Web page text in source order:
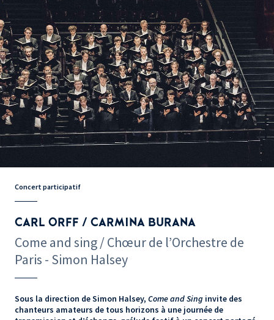
Concert participatif
CARL ORFF / CARMINA BURANA
Come and sing / Chœur de l’Orchestre de
Paris - Simon Halsey
Sous la direction de Simon Halsey, Come and Sing invite des
chanteurs amateurs de tous horizons à une journée de